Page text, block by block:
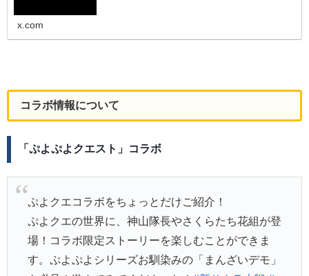
x.com
コラボ情報について
「ぷよぷよクエスト」コラボ
ぷよクエコラボをちょっとだけご紹介！
ぷよクエの世界に、神山隊長やさくらたち花組が登
場！コラボ限定ストーリーを楽しむことができま
す。ぷよぷよシリーズお馴染みの「まんざいデモ」